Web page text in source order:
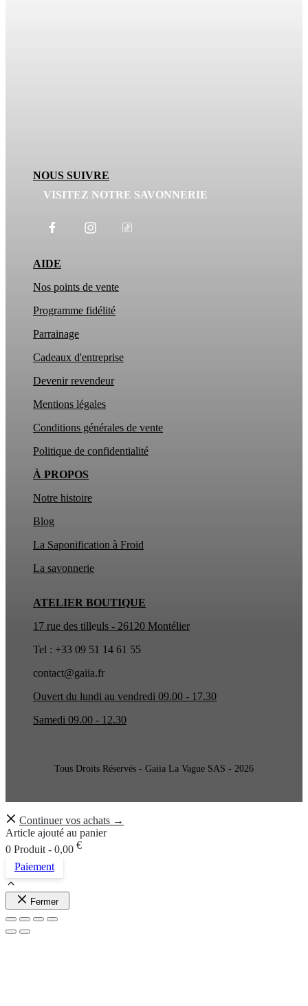
ATELIER BOUTIQUE
17 rue des tilleuls - 26120 Montélier
Tel : +33 09 51 14 61 55
contact@gaiia.fr
Ouvert du lundi au vendredi 09.00 - 17.30
Samedi 09.00 - 12.30
À PROPOS
Notre histoire
Blog
La Saponification à Froid
La savonnerie
AIDE
Nos points de vente
Programme fidélité
Parrainage
Cadeaux d'entreprise
Devenir revendeur
Mentions légales
Conditions générales de vente
Politique de confidentialité
NOUS SUIVRE
VISITEZ NOTRE SAVONNERIE
Tous Droits Réservés - Gaiia La Vague SAS - 2026
Continuer vos achats →
Article ajouté au panier
0 Produit - 0,00 €
Paiement
Fermer